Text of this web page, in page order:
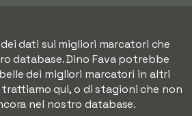
dati sui migliori marcatori che
database. Dino Fava potrebbe
dei migliori marcatori in altri
qui, o di stagioni che non
nel nostro database.